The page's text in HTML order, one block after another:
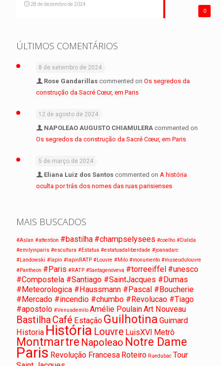
0
28 de dezembro de 2024
ÚLTIMOS COMENTÁRIOS
8 de setembro de 2024
Rose Gandarillas commented on Os segredos da
construção da Sacré Cœur, em Paris
12 de agosto de 2024
NAPOLEAO AUGUSTO CHIAMULERA commented on
Os segredos da construção da Sacré Cœur, em Paris
5 de março de 2024
Eliana Luiz dos Santos commented on A história
oculta por trás dos nomes das ruas parisienses
MAIS BUSCADOS
#Aslan #attention #bastilha #champselysees #coelho #Dalida
#emilyinparis #escultura #Estatua #estatuadaliberdade #joanadarc
#Landowski #lapin #lapinRATP #Louvre #Milo #monumento #museudulouvre
#Pantheon #Paris #RATP #Santagenoveva #torreeiffel #unesco
#Compostela #Santiago #SaintJacques #Dumas
#Meteorologica #Haussmann #Pascal #Boucherie
#Mercado #incendio #chumbo #Revolucao #Tiago
#apostolo #Venusdemilo Amélie PoulainArt Nouveau
BastilhaCafé Estação Guilhotina Guimard
Historia História Louvre LuisXVI Metrô
Montmartre Napoleao Notre Dame
Paris Revolução Francesa Roteiro Ruedubac Tour